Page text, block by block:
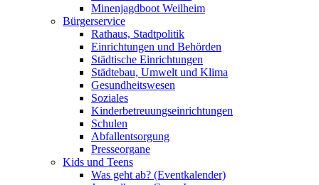
Minenjagdboot Weilheim
Bürgerservice
Rathaus, Stadtpolitik
Einrichtungen und Behörden
Städtische Einrichtungen
Städtebau, Umwelt und Klima
Gesundheitswesen
Soziales
Kinderbetreuungseinrichtungen
Schulen
Abfallentsorgung
Presseorgane
Kids und Teens
Was geht ab? (Eventkalender)